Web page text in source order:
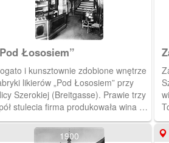
Łososiem”
i kunsztownie zdobione wnętrze
likierów „Pod Łososiem” przy
Szerokiej (Breitgasse). Prawie trzy
stulecia firma produkowała wina i
w tym słynny Goldwasser.(Ok.
[IDX:1580,1250]
1900